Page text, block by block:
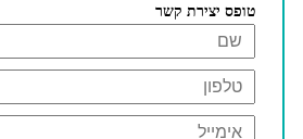
טופס יצירת קשר